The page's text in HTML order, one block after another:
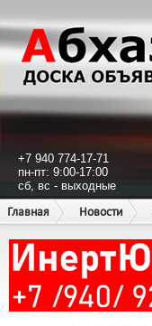
+7 940 774-17-71
пн-пт: 9:00-17:00
сб, вс - выходные
Главная
Новости